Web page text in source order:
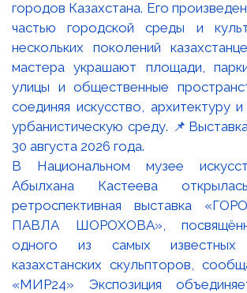
В Национальном музее
Абылхана Кастеева
ретроспективная выставка
ПАВЛА ШОРОХОВА»,
одного из самых известных
казахстанских скульпторов,
«МИР24» Экспозиция